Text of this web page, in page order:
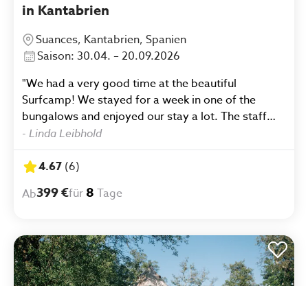
in Kantabrien
Suances, Kantabrien, Spanien
Saison: 30.04. – 20.09.2026
"We had a very good time at the beautiful
Surfcamp! We stayed for a week in one of the
bungalows and enjoyed our stay a lot. The staff
was extremely friendly and we liked having the
opportunity to cook our own meals. Domenico was
our surf-teacher and we liked his lessons a lot! We
so. Gracias por todo y hasta próximo año!"
- Linda Leibhold
4.67 (6)
Ab399 €für 8 Tage